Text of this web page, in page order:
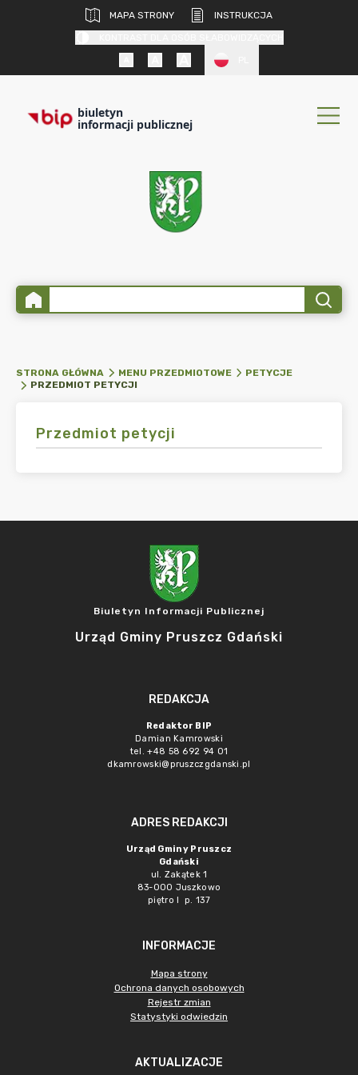
MAPA STRONY
INSTRUKCJA
biuletyn
informacji publicznej
STRONA GŁÓWNA MENU PRZEDMIOTOWE
PETYCJE
PRZEDMIOT PETYCJI
Przedmiot petycji
Biuletyn Informacji Publicznej
Urząd Gminy Pruszcz Gdański
REDAKCJA
Redaktor BIP
Damian Kamrowski
tel. +48 58 692 94 01
dkamrowski@pruszczgdanski.pl
ADRES REDAKCJI
Urząd Gminy Pruszcz
Gdański
ul. Zakątek 1
83-000 Juszkowo
piętro I p. 137
INFORMACJE
Mapa strony
Ochrona danych osobowych
Rejestr zmian
Statystyki odwiedzin
AKTUALIZACJE